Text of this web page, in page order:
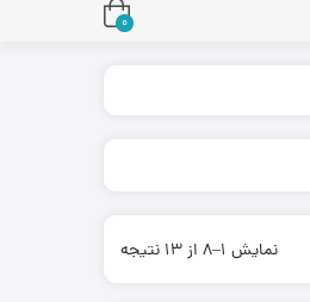
0
نمایش 1–8 از 13 نتیجه